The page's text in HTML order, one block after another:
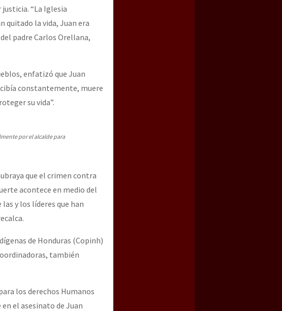
“La Iglesia
quitado la vida, Juan era
padre Carlos Orellana,
enfatizó que Juan
constantemente, muere
su vida”.
por el alcalde para
que el crimen contra
acontece en medio del
y los líderes que han
de Honduras (Copinh)
también
los derechos Humanos
el asesinato de Juan